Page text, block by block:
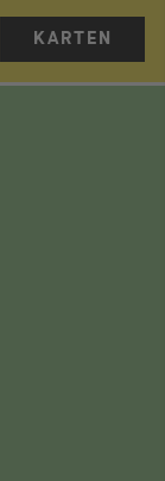
KARTEN